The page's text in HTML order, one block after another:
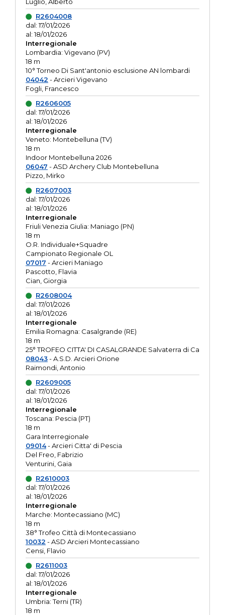
R2604008
dal: 17/01/2026
al: 18/01/2026
Interregionale
Lombardia: Vigevano (PV)
18 m
10° Torneo Di Sant'antonio esclusione AN lombardi
04042 - Arcieri Vigevano
Fogli, Francesco
R2606005
dal: 17/01/2026
al: 18/01/2026
Interregionale
Veneto: Montebelluna (TV)
18 m
Indoor Montebelluna 2026
06047 - ASD Archery Club Montebelluna
Pizzo, Mirko
R2607003
dal: 17/01/2026
al: 18/01/2026
Interregionale
Friuli Venezia Giulia: Maniago (PN)
18 m
O.R. Individuale+Squadre
Campionato Regionale OL
07017 - Arcieri Maniago
Pascotto, Flavia
Cian, Giorgia
R2608004
dal: 17/01/2026
al: 18/01/2026
Interregionale
Emilia Romagna: Casalgrande (RE)
18 m
25° TROFEO CITTA' DI CASALGRANDE Salvaterra di Ca
08043- A.S.D. Arcieri Orione
Raimondi, Antonio
R2609005
dal: 17/01/2026
al: 18/01/2026
Interregionale
Toscana: Pescia (PT)
18 m
Gara Interregionale
09014- Arcieri Citta' di Pescia
Del Freo, Fabrizio
Venturini, Gaia
R2610003
dal: 17/01/2026
al: 18/01/2026
Interregionale
Marche: Montecassiano (MC)
18 m
38° Trofeo Città di Montecassiano
10032 - ASD Arcieri Montecassiano
Censi, Flavio
R2611003
dal: 17/01/2026
al: 18/01/2026
Interregionale
Umbria: Terni (TR)
18 m